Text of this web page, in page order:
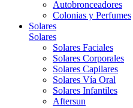
Autobronceadores
Colonias y Perfumes
Solares
Solares
Solares Faciales
Solares Corporales
Solares Capilares
Solares Vía Oral
Solares Infantiles
Aftersun